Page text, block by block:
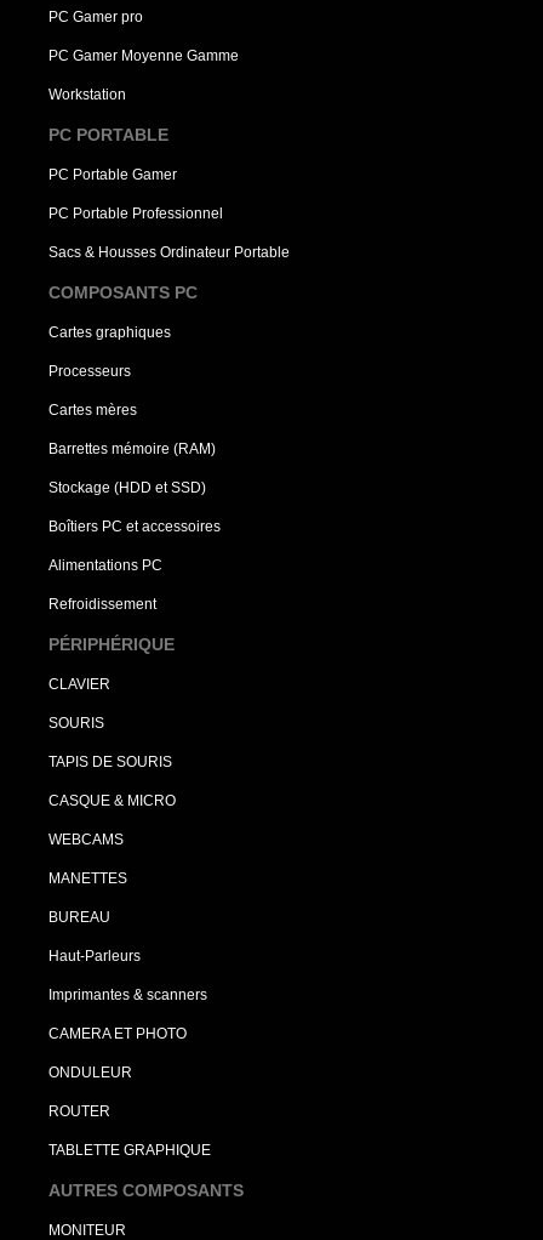
PC Gamer pro
PC Gamer Moyenne Gamme
Workstation
PC PORTABLE
PC Portable Gamer
PC Portable Professionnel
Sacs & Housses Ordinateur Portable
COMPOSANTS PC
Cartes graphiques
Processeurs
Cartes mères
Barrettes mémoire (RAM)
Stockage (HDD et SSD)
Boîtiers PC et accessoires
Alimentations PC
Refroidissement
PÉRIPHÉRIQUE
CLAVIER
SOURIS
TAPIS DE SOURIS
CASQUE & MICRO
WEBCAMS
MANETTES
BUREAU
Haut-Parleurs
Imprimantes & scanners
CAMERA ET PHOTO
ONDULEUR
ROUTER
TABLETTE GRAPHIQUE
AUTRES COMPOSANTS
MONITEUR